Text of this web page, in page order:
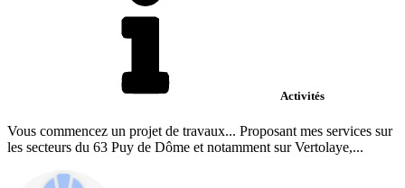
Activités
Vous commencez un projet de travaux... Proposant mes services sur
les secteurs du 63 Puy de Dôme et notamment sur Vertolaye,...